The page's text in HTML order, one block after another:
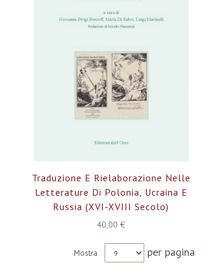
Traduzione E Rielaborazione Nelle
Letterature Di Polonia, Ucraina E
Russia (XVI-XVIII Secolo)
40,00 €
Mostra per pagina